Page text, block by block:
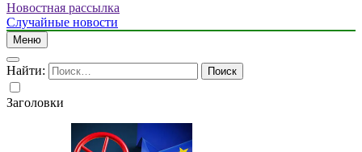
Новостная рассылка
Случайные новости
Меню
Найти:
Заголовки